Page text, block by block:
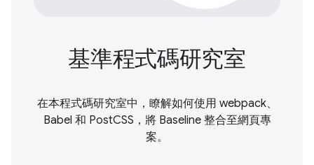
基準程式碼研究室
在本程式碼研究室中，瞭解如何使用 webpack、
Babel 和 PostCSS，將 Baseline 整合至網頁專
案。